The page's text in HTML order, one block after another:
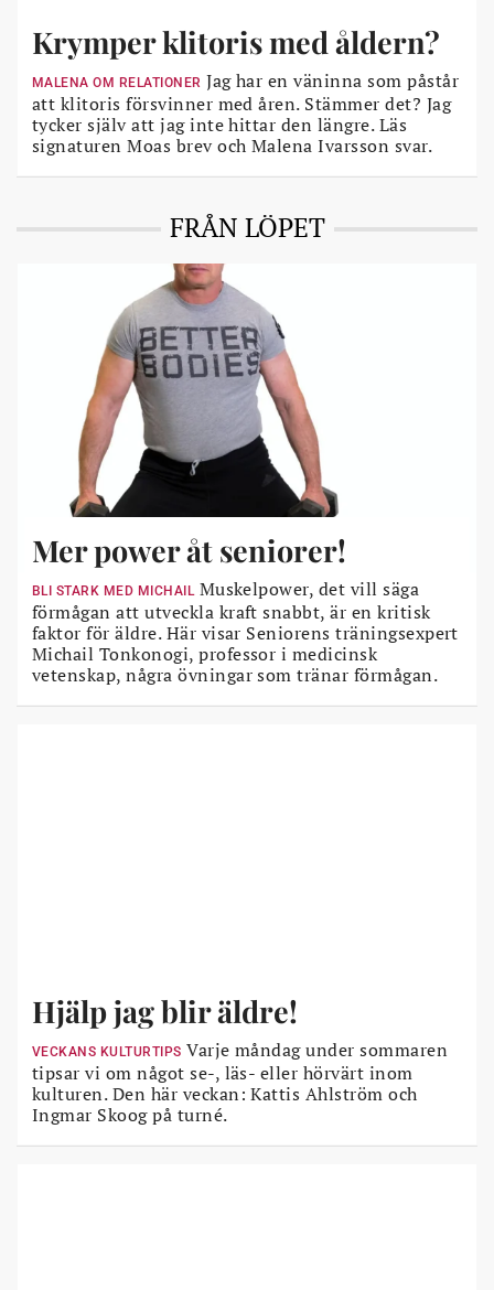
Krymper klitoris med åldern?
MALENA OM RELATIONER Jag har en väninna som påstår
att klitoris försvinner med åren. Stämmer det? Jag
tycker själv att jag inte hittar den längre. Läs
signaturen Moas brev och Malena Ivarsson svar.
FRÅN LÖPET
Mer power åt seniorer!
BLI STARK MED MICHAILMuskelpower, det vill säga
förmågan att utveckla kraft snabbt, är en kritisk
faktor för äldre. Här visar Seniorens träningsexpert
Michail Tonkonogi, professor i medicinsk
vetenskap, några övningar som tränar förmågan.
Hjälp jag blir äldre!
VECKANS KULTURTIPS Varje måndag under sommaren
tipsar vi om något se-, läs- eller hörvärt inom
kulturen. Den här veckan: Kattis Ahlström och
Ingmar Skoog på turné.